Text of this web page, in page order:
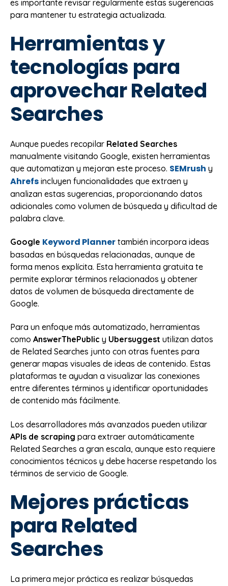
es importante revisar regularmente estas sugerencias
para mantener tu estrategia actualizada.
Herramientas y
tecnologías para
aprovechar Related
Searches
Aunque puedes recopilar Related Searches
manualmente visitando Google, existen herramientas
que automatizan y mejoran este proceso. SEMrush y
Ahrefs incluyen funcionalidades que extraen y
analizan estas sugerencias, proporcionando datos
adicionales como volumen de búsqueda y dificultad de
palabra clave.
Google Keyword Planner también incorpora ideas
basadas en búsquedas relacionadas, aunque de
forma menos explícita. Esta herramienta gratuita te
permite explorar términos relacionados y obtener
datos de volumen de búsqueda directamente de
Google.
Para un enfoque más automatizado, herramientas
como AnswerThePublic y Ubersuggest utilizan datos
de Related Searches junto con otras fuentes para
generar mapas visuales de ideas de contenido. Estas
plataformas te ayudan a visualizar las conexiones
entre diferentes términos y identificar oportunidades
de contenido más fácilmente.
Los desarrolladores más avanzados pueden utilizar
APIs de scraping para extraer automáticamente
Related Searches a gran escala, aunque esto requiere
conocimientos técnicos y debe hacerse respetando los
términos de servicio de Google.
Mejores prácticas
para Related
Searches
La primera mejor práctica es realizar búsquedas